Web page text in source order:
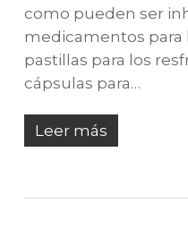
como pueden ser
medicamentos para
pastillas para los
cápsulas para…
Leer más